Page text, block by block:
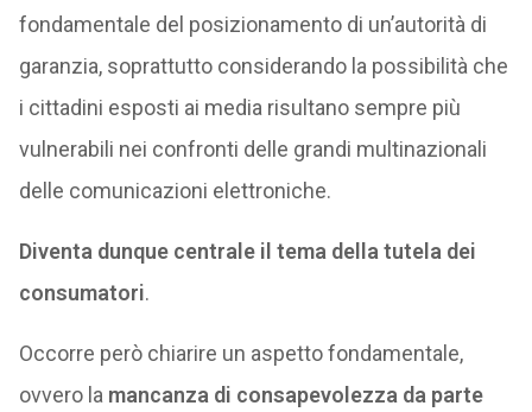
fondamentale del posizionamento di un’autorità di
garanzia, soprattutto considerando la possibilità che
i cittadini esposti ai media risultano sempre più
vulnerabili nei confronti delle grandi multinazionali
delle comunicazioni elettroniche.
Diventa dunque centrale il tema della tutela dei
consumatori.
Occorre però chiarire un aspetto fondamentale,
ovvero la mancanza di consapevolezza da parte